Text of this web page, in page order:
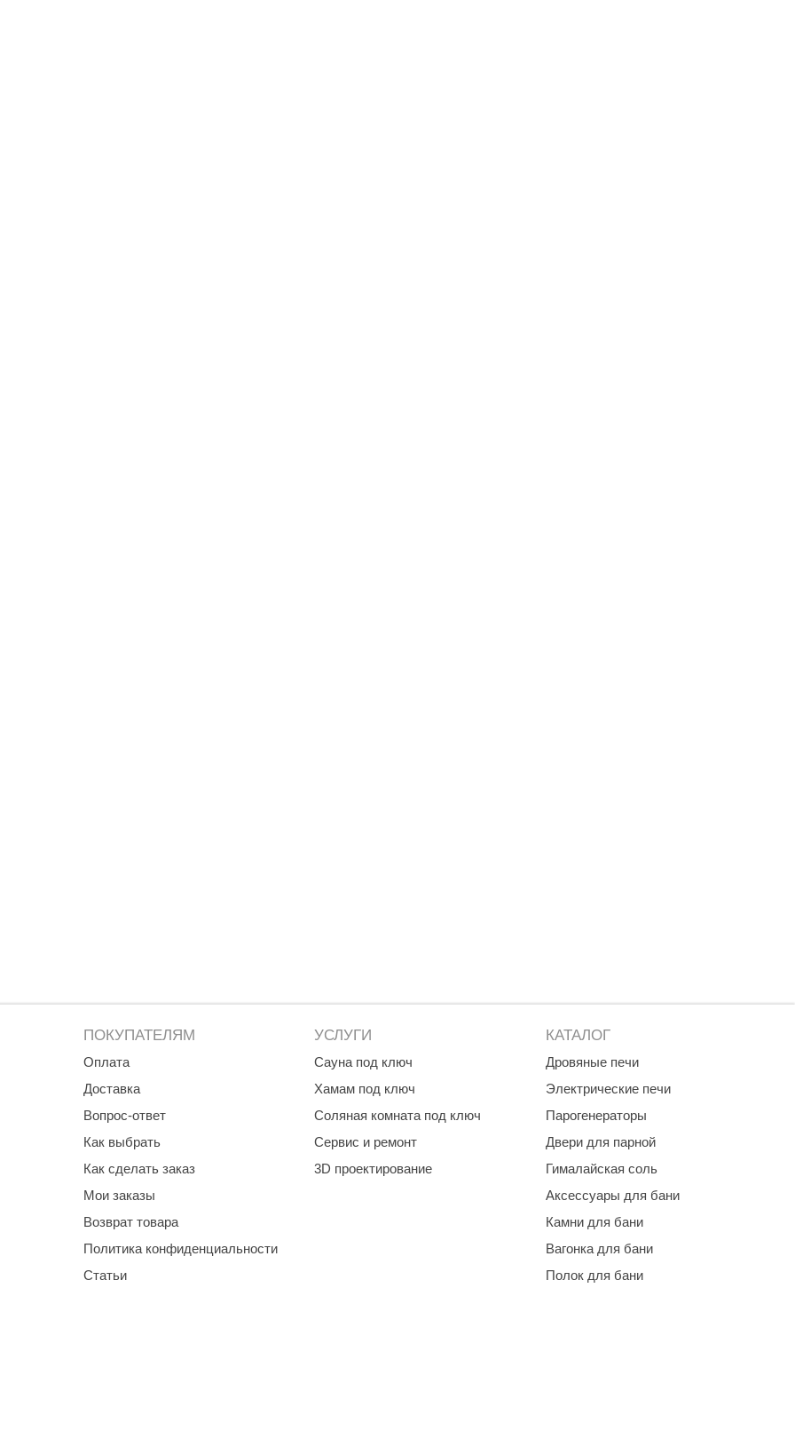
ПОКУПАТЕЛЯМ
Оплата
Доставка
Вопрос-ответ
Как выбрать
Как сделать заказ
Мои заказы
Возврат товара
Политика конфиденциальности
Статьи
УСЛУГИ
Сауна под ключ
Хамам под ключ
Соляная комната под ключ
Сервис и ремонт
3D проектирование
КАТАЛОГ
Дровяные печи
Электрические печи
Парогенераторы
Двери для парной
Гималайская соль
Аксессуары для бани
Камни для бани
Вагонка для бани
Полок для бани